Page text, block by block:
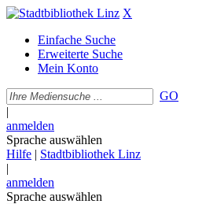
X
Einfache Suche
Erweiterte Suche
Mein Konto
GO
|
anmelden
Sprache auswählen
Hilfe | Stadtbibliothek Linz
|
anmelden
Sprache auswählen